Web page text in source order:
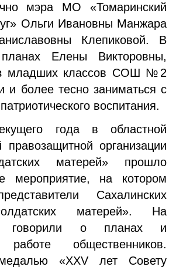
мэра МО «Томаринский
Ольги Ивановны Манжара
Клепиковой. В
Елены Викторовны,
младших классов СОШ №2
и более тесно заниматься с
воспитания.
года в областной
правозащитной организации
матерей» прошло
мероприятие, на котором
Сахалинских
матерей». На
говорили о планах и
работе общественников.
«XXV лет Совету